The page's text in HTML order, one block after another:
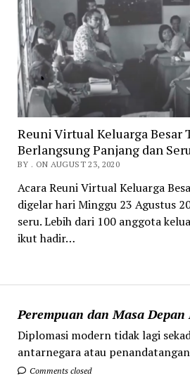
Perempuan dan Masa Depan
Diplomasi modern tidak lagi
antarnegara atau
Comments closed
Reuni Virtual Keluarga Besar
Berlangsung Panjang dan Seru
BY . ON AUGUST 23, 2020
Acara Reuni Virtual Keluarga
digelar hari Minggu 23 Agustus
seru. Lebih dari 100 anggota
ikut hadir…